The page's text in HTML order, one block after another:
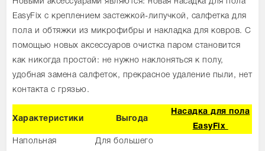
EasyFix с креплением застежкой-липучкой, салфетка для
пола и обтяжки из микрофибры и накладка для ковров. С
помощью новых аксессуаров очистка паром становится
как никогда простой: не нужно наклоняться к полу,
удобная замена салфеток, прекрасное удаление пыли, нет
контакта с грязью.
Характеристики Выгода
Насадка для пола
EasyFix
Напольная
Для большего